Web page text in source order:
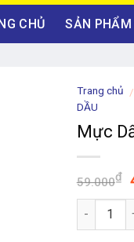
CHỦ SẢN PHẨM
Trang chủ /
DẦU
Mực
59.000₫
Số lượng